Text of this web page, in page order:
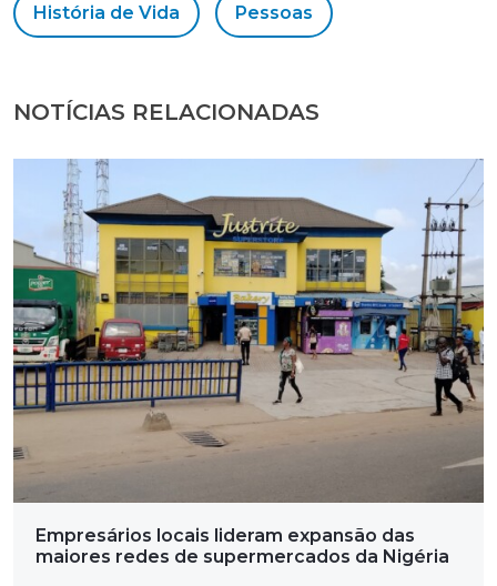
História de Vida Pessoas
NOTÍCIAS RELACIONADAS
Empresários locais lideram expansão das
maiores redes de supermercados da Nigéria